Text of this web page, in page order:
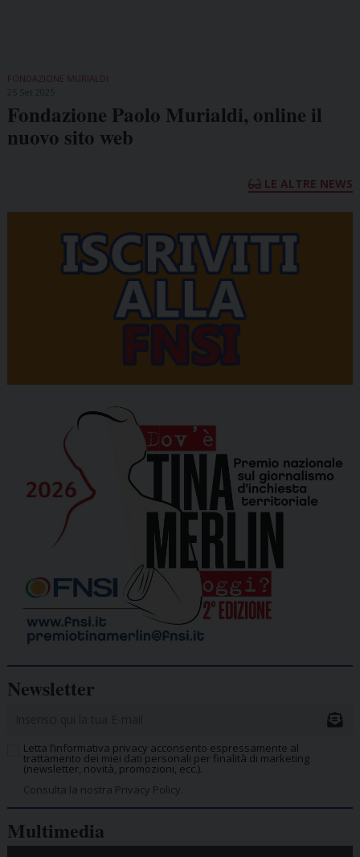
FONDAZIONE MURIALDI
Fondazione Paolo Murialdi, online il
nuovo sito web
LE ALTRE NEWS
Newsletter
Letta l’informativa privacy acconsento espressamente al
trattamento dei miei dati personali per finalità di marketing
(newsletter, novità, promozioni, ecc.).
Consulta la nostra Privacy Policy.
Multimedia